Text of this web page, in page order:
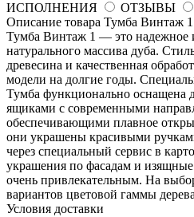
ИСПОЛНЕНИЯ
ОТЗЫВЫ
Описание товара Тумба Винтаж 1
Тумба Винтаж 1 — это надежное
натурального массива дуба.
древесина и качественная
модели на долгие годы.
Тумба функционально
ящиками с современными
обеспечивающими плавное
они украшены красивыми
через специальный сервис в
украшения по фасадам и
очень привлекательным. На
вариантов цветовой гаммы
Условия доставки